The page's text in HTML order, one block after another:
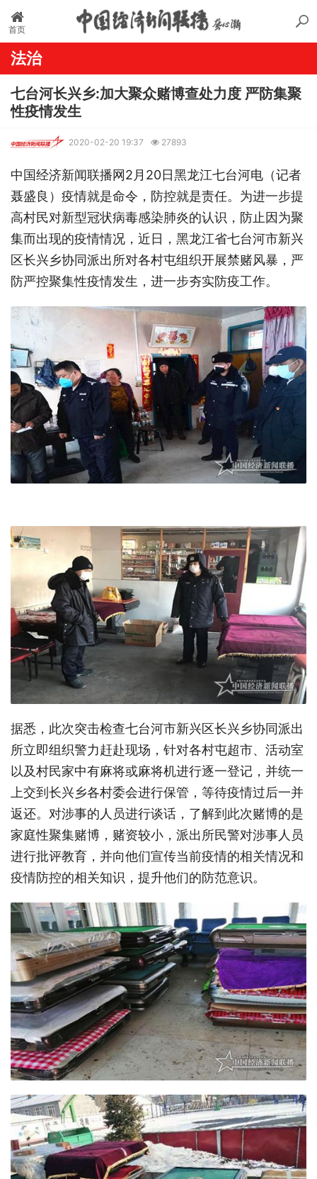
首页
法治
七台河长兴乡:加大聚众赌博查处力度 严防集聚
性疫情发生
2020-02-20 19:37 27893
中国经济新闻联播网2月20日黑龙江七台河电（记者
聂盛良）疫情就是命令，防控就是责任。为进一步提
高村民对新型冠状病毒感染肺炎的认识，防止因为聚
集而出现的疫情情况，近日，黑龙江省七台河市新兴
区长兴乡协同派出所对各村屯组织开展禁赌风暴，严
防严控聚集性疫情发生，进一步夯实防疫工作。
据悉，此次突击检查七台河市新兴区长兴乡协同派出
所立即组织警力赶赴现场，针对各村屯超市、活动室
以及村民家中有麻将或麻将机进行逐一登记，并统一
上交到长兴乡各村委会进行保管，等待疫情过后一并
返还。对涉事的人员进行谈话，了解到此次赌博的是
家庭性聚集赌博，赌资较小，派出所民警对涉事人员
进行批评教育，并向他们宣传当前疫情的相关情况和
疫情防控的相关知识，提升他们的防范意识。